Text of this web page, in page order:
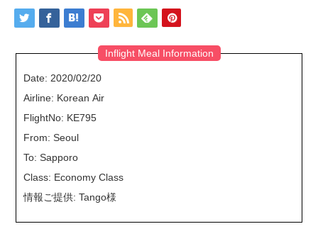
Inflight Meal Information
Date: 2020/02/20
Airline: Korean Air
FlightNo: KE795
From: Seoul
To: Sapporo
Class: Economy Class
情報ご提供: Tango様